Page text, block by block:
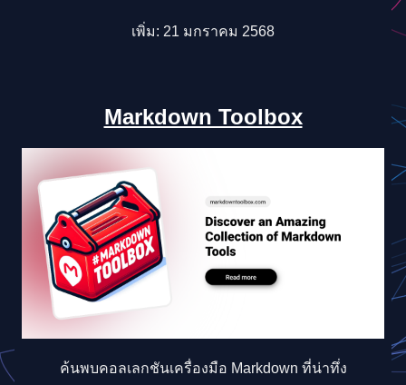
เพิ่ม: 21 มกราคม 2568
Markdown Toolbox
ค้นพบคอลเลกชันเครื่องมือ Markdown ที่น่าทึ่ง